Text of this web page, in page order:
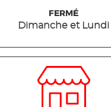
FERMÉ
Dimanche et Lundi